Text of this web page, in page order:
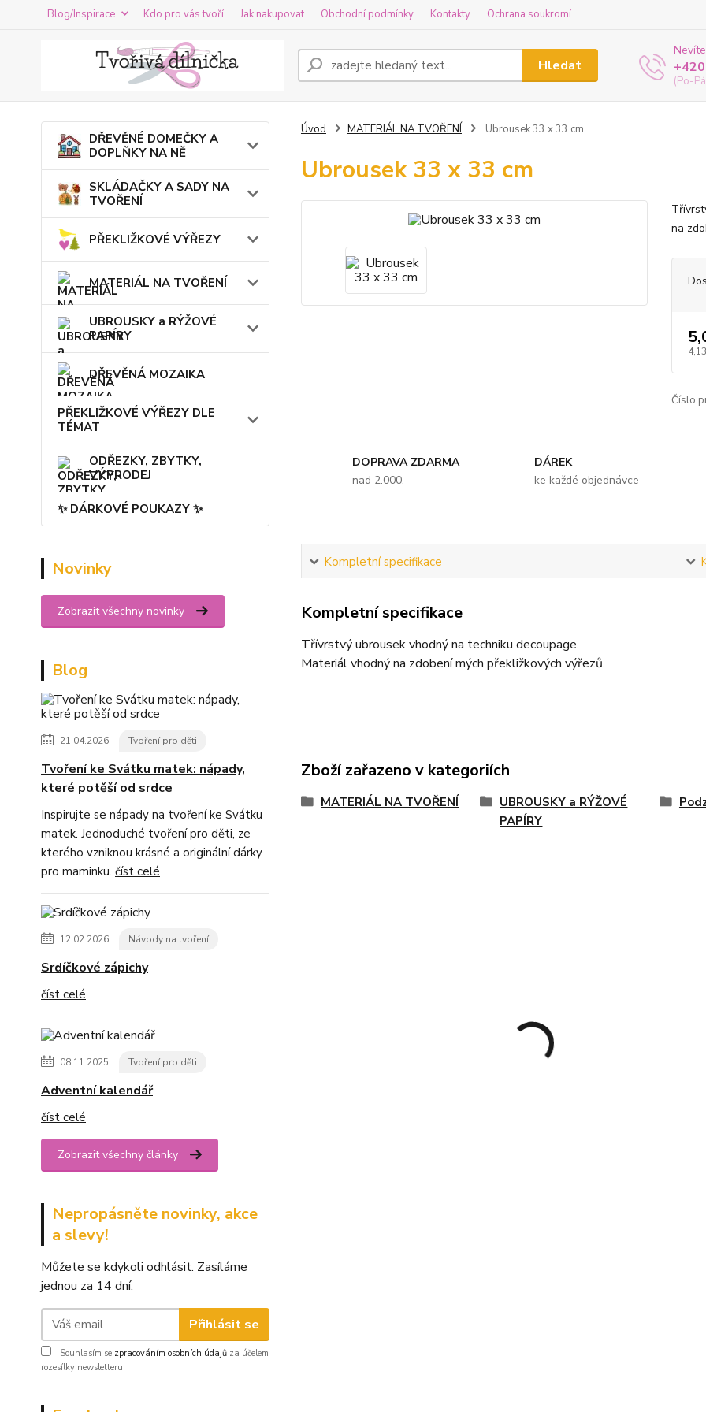
Blog/Inspirace Kdo pro vás tvoří Jak nakupovat Obchodní podmínky Kontakty Ochrana soukromí
Hledat
(Po-
DŘEVĚNÉ DOMEČKY A
DOPLŇKY NA NĚ
SKLÁDAČKY A SADY NA
TVOŘENÍ
PŘEKLIŽKOVÉ VÝŘEZY
MATERIÁL NA TVOŘENÍ
UBROUSKY a RÝŽOVÉ
PAPÍRY
DŘEVĚNÁ MOZAIKA
PŘEKLIŽKOVÉ VÝŘEZY DLE
TÉMAT
ODŘEZKY, ZBYTKY,
VÝPRODEJ
✨ DÁRKOVÉ POUKAZY ✨
Novinky
Zobrazit všechny novinky
Blog
21.04.2026 Tvoření pro děti
Tvoření ke Svátku matek: nápady,
které potěší od srdce
Inspirujte se nápady na tvoření ke Svátku
matek. Jednoduché tvoření pro děti, ze
kterého vzniknou krásné a originální dárky
pro maminku. číst celé
12.02.2026 Návody na tvoření
Srdíčkové zápichy
číst celé
08.11.2025 Tvoření pro děti
Adventní kalendář
číst celé
Zobrazit všechny články
Nepropásněte novinky, akce
a slevy!
Můžete se kdykoli odhlásit. Zasíláme
jednou za 14 dní.
Přihlásit se
Souhlasím se zpracováním osobních údajů za účelem
rozesílky newsletteru.
Úvod MATERIÁL NA TVOŘENÍ Ubrousek 33 x 33 cm
Ubrousek 33 x 33 cm
na
Číslo
DOPRAVA ZDARMA
nad 2.000,-
DÁREK
ke každé objednávce
Kompletní specifikace
Kompletní specifikace
Třívrstvý ubrousek vhodný na techniku decoupage.
Materiál vhodný na zdobení mých překližkových výřezů.
Zboží zařazeno v kategoriích
MATERIÁL NA TVOŘENÍ
UBROUSKY a RÝŽOVÉ
PAPÍRY